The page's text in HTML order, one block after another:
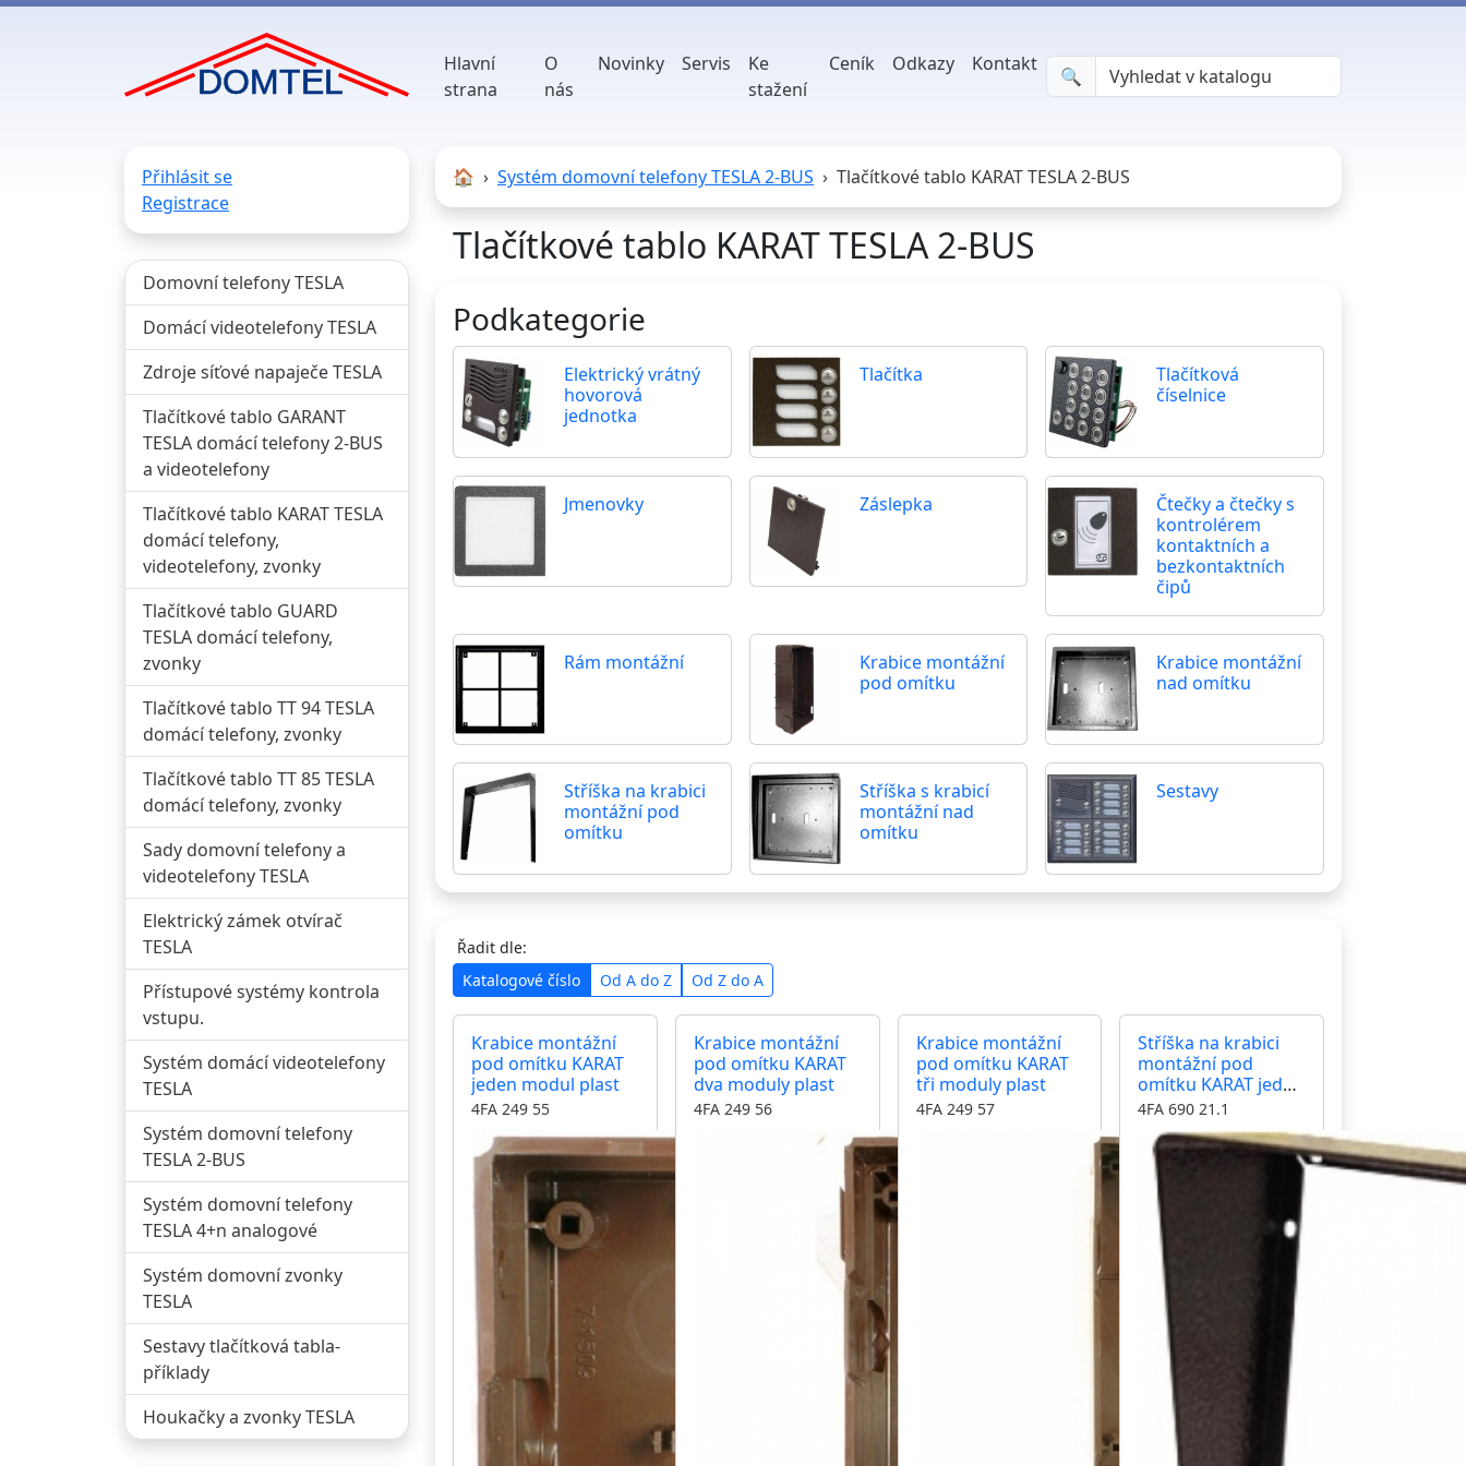
Hlavní
strana
O
nás
Novinky Servis
Ke
stažení
Ceník Odkazy Kontakt
🔍︎
Přihlásit se
Registrace
Domovní telefony TESLA
Domácí videotelefony TESLA
Zdroje síťové napaječe TESLA
Tlačítkové tablo GARANT
TESLA domácí telefony 2-BUS
a videotelefony
Tlačítkové tablo KARAT TESLA
domácí telefony,
videotelefony, zvonky
Tlačítkové tablo GUARD
TESLA domácí telefony,
zvonky
Tlačítkové tablo TT 94 TESLA
domácí telefony, zvonky
Tlačítkové tablo TT 85 TESLA
domácí telefony, zvonky
Sady domovní telefony a
videotelefony TESLA
Elektrický zámek otvírač
TESLA
Přístupové systémy kontrola
vstupu.
Systém domácí videotelefony
TESLA
Systém domovní telefony
TESLA 2-BUS
Systém domovní telefony
TESLA 4+n analogové
Systém domovní zvonky
TESLA
Sestavy tlačítková tabla-
příklady
Houkačky a zvonky TESLA
🏠︎ Systém domovní telefony TESLA 2-BUS Tlačítkové tablo KARAT TESLA 2-BUS
Tlačítkové tablo KARAT TESLA 2-BUS
Podkategorie
Elektrický vrátný
hovorová
jednotka
Tlačítka
Tlačítková
číselnice
Jmenovky Záslepka
Čtečky a čtečky s
kontrolérem
kontaktních a
bezkontaktních
čipů
Rám montážní
Krabice montážní
pod omítku
Krabice montážní
nad omítku
Stříška na krabici
montážní pod
omítku
Stříška s krabicí
montážní nad
omítku
Sestavy
Řadit dle:
Katalogové číslo
Od A do Z Od Z do A
Krabice montážní
pod omítku KARAT
jeden modul plast
4FA 249 55
Krabice montážní
pod omítku KARAT
dva moduly plast
4FA 249 56
Krabice montážní
pod omítku KARAT
tři moduly plast
4FA 249 57
Stříška na krabici
montážní pod
omítku KARAT jeden
modul vertikální
barva antika
měděná
4FA 690 21.1